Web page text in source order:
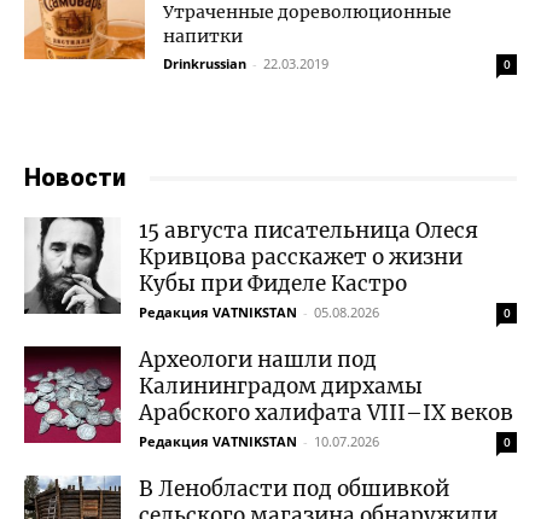
Утраченные дореволюционные
напитки
Drinkrussian - 22.03.2019 0
Новости
15 августа писательница Олеся
Кривцова расскажет о жизни
Кубы при Фиделе Кастро
Редакция VATNIKSTAN - 05.08.2026 0
Археологи нашли под
Калининградом дирхамы
Арабского халифата VIII–IX веков
Редакция VATNIKSTAN - 10.07.2026 0
В Ленобласти под обшивкой